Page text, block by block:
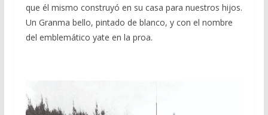
que él mismo construyó en su casa para nuestros hijos.
Un Granma bello, pintado de blanco, y con el nombre
del emblemático yate en la proa.